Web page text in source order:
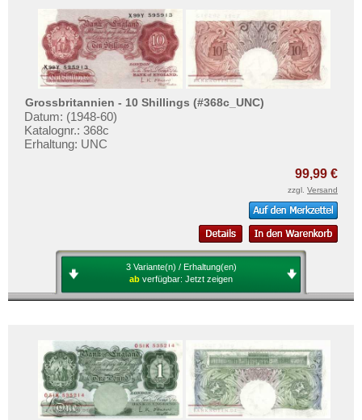
Saarland
San Marino
Schottland
Schweden
Schweiz
Serbien
Tatarstan
Transnistrien
Tschechoslowakei
Türkei
Ukraine
Ungarn
Impressum
Grossbritannien - 10 Shillings (#368c_UNC)
Datum: (1948-60)
Katalognr.: 368c
Erhaltung: UNC
99,99 €
zzgl. Versand
3 Variante(n) / Erhaltung(en)
ab verfügbar: Jetzt zeigen